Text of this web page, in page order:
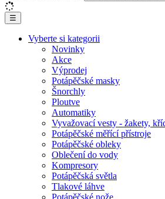
☰
Vyberte si kategorii
Novinky
Akce
Výprodej
Potápěčské masky
Šnorchly
Ploutve
Automatiky
Vyvažovací vesty - žakety,
Potápěčské měřící přístroje
Potápěčské obleky
Oblečení do vody
Kompresory
Potápěčská světla
Tlakové láhve
Potápěčské nože